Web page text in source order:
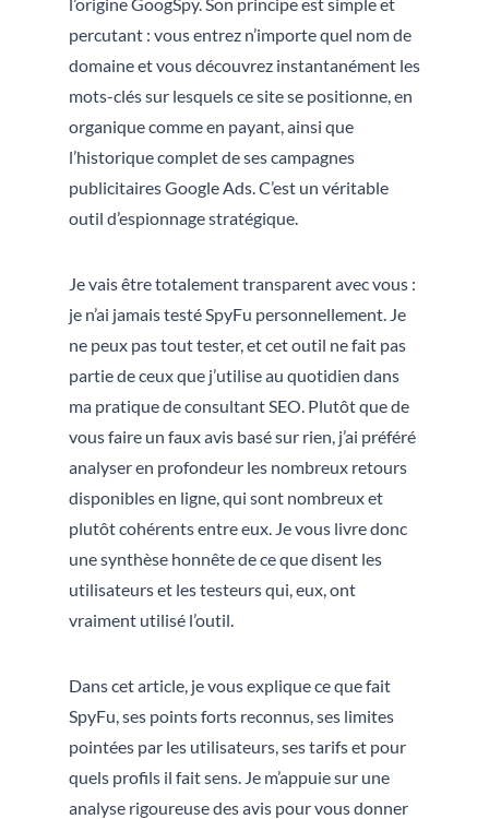
percutant : vous entrez n’importe quel nom de
domaine et vous découvrez instantanément les
mots-clés sur lesquels ce site se positionne, en
organique comme en payant, ainsi que
l’historique complet de ses campagnes
publicitaires Google Ads. C’est un véritable
outil d’espionnage stratégique.
Je vais être totalement transparent avec vous :
je n’ai jamais testé SpyFu personnellement. Je
ne peux pas tout tester, et cet outil ne fait pas
partie de ceux que j’utilise au quotidien dans
ma pratique de consultant SEO. Plutôt que de
vous faire un faux avis basé sur rien, j’ai préféré
analyser en profondeur les nombreux retours
disponibles en ligne, qui sont nombreux et
plutôt cohérents entre eux. Je vous livre donc
une synthèse honnête de ce que disent les
utilisateurs et les testeurs qui, eux, ont
vraiment utilisé l’outil.
Dans cet article, je vous explique ce que fait
SpyFu, ses points forts reconnus, ses limites
pointées par les utilisateurs, ses tarifs et pour
quels profils il fait sens. Je m’appuie sur une
analyse rigoureuse des avis pour vous donner